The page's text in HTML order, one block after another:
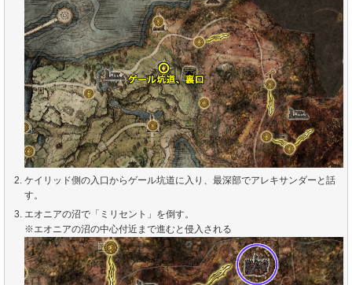
ケイリッド側の入口からゲール坑道に入り、最深部でアレキサンダーと話
す。
エオニアの沼で「ミリセント」を倒す。
※エオニアの沼の中心付近まで進むと侵入される